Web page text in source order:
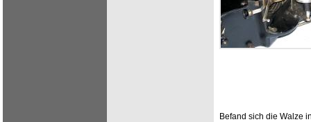
Befand sich die Walze